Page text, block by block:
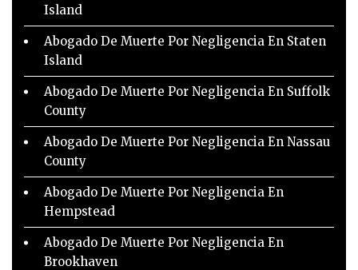
Island
Abogado De Muerte Por Negligencia En Staten
Island
Abogado De Muerte Por Negligencia En Suffolk
County
Abogado De Muerte Por Negligencia En Nassau
County
Abogado De Muerte Por Negligencia En
Hempstead
Abogado De Muerte Por Negligencia En
Brookhaven